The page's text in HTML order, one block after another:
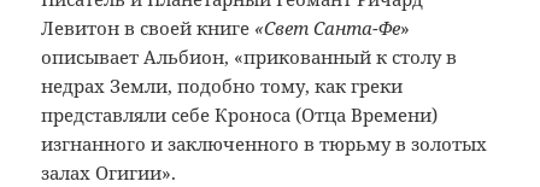
Левитон в своей книге «Свет Санта-Фе»
описывает Альбион, «прикованный к столу в
недрах Земли, подобно тому, как греки
представляли себе Кроноса (Отца Времени)
изгнанного и заключенного в тюрьму в золотых
залах Огигии».